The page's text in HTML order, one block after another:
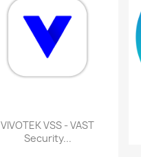
Vista rápida
VIVOTEK VSS - VAST
Security...